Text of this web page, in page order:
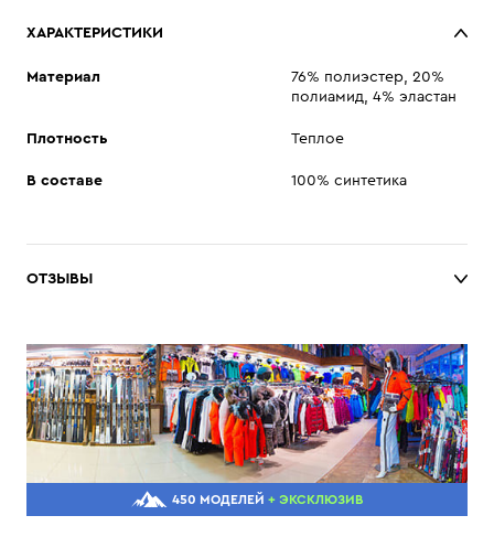
ХАРАКТЕРИСТИКИ
Материал
76% полиэстер, 20%
полиамид, 4% эластан
Плотность Теплое
В составе 100% синтетика
ОТЗЫВЫ
450 МОДЕЛЕЙ + ЭКСКЛЮЗИВ